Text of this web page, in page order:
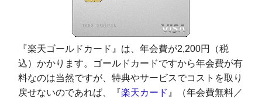
『楽天ゴールドカード』は、年会費が2,200円（税
込）かかります。ゴールドカードですから年会費が有
料なのは当然ですが、特典やサービスでコストを取り
戻せないのであれば、『楽天カード 』（年会費無料／